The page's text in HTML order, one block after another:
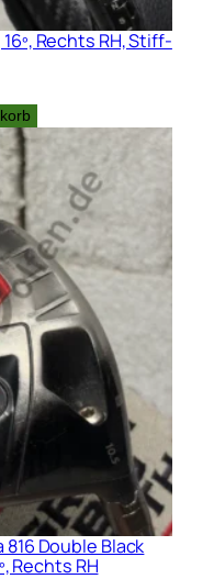
Rechts RH, Stiff-
Double Black
Rechts RH